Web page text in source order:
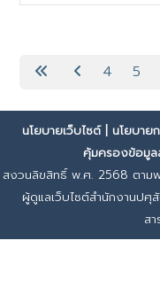
4 5
นโยบายเว็บไซต์| นโยบาย
คุ้มครองข้อมู
สงวนลิขสิทธิ์ พ.ศ. 2568 ตาม
ผู้ดูแลเว็บไซต์สำนักงานป
ส